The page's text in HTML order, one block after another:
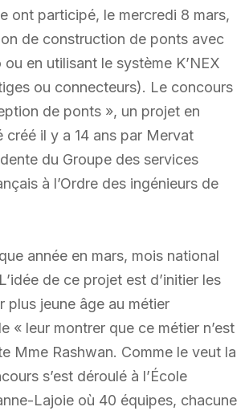
ont participé, le mercredi 8 mars,
de construction de ponts avec
en utilisant le système K’NEX
ou connecteurs). Le concours
de ponts », un projet en
créé il y a 14 ans par Mervat
du Groupe des services
à l’Ordre des ingénieurs de
année en mars, mois national
de ce projet est d’initier les
plus jeune âge au métier
« leur montrer que ce métier n’est
Mme Rashwan. Comme le veut la
s’est déroulé à l’École
Lajoie où 40 équipes, chacune